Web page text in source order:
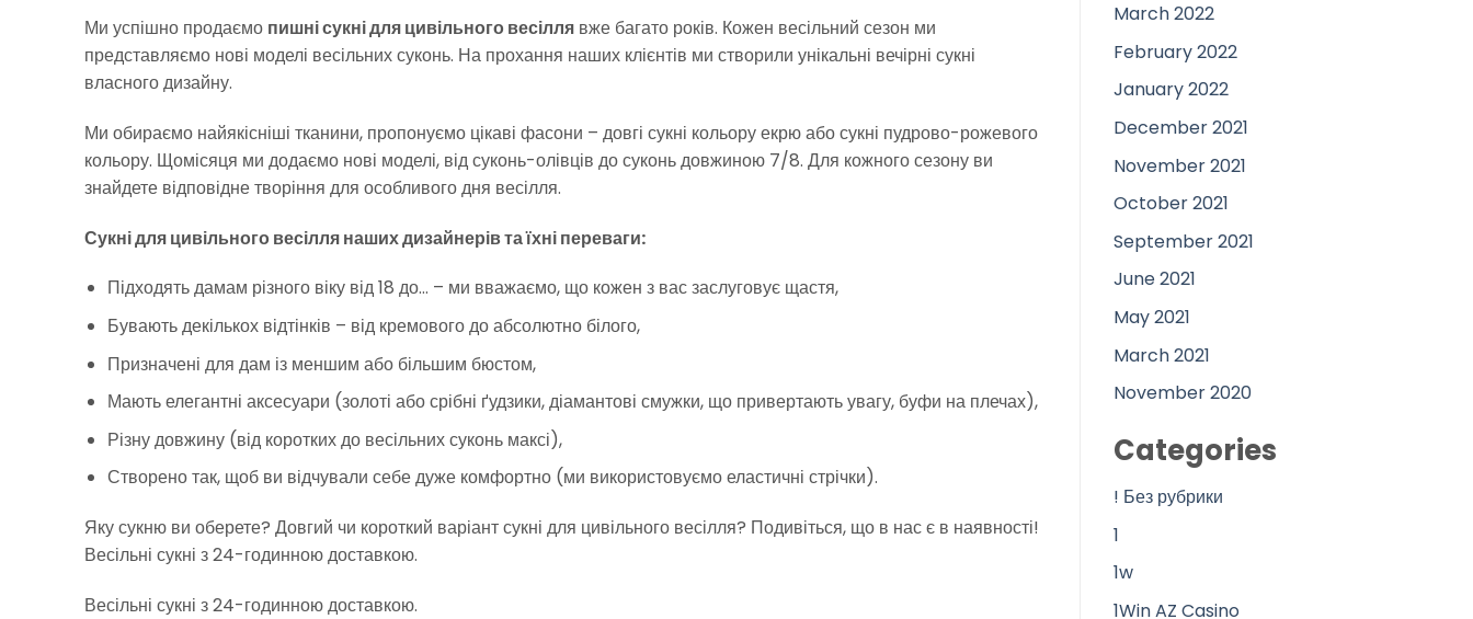
Ми успішно продаємо пишні сукні для цивільного весілля вже багато років. Кожен весільний сезон ми
представляємо нові моделі весільних суконь. На прохання наших клієнтів ми створили унікальні вечірні сукні
власного дизайну.
Ми обираємо найякісніші тканини, пропонуємо цікаві фасони – довгі сукні кольору екрю або сукні пудрово-рожевого
кольору. Щомісяця ми додаємо нові моделі, від суконь-олівців до суконь довжиною 7/8. Для кожного сезону ви
знайдете відповідне творіння для особливого дня весілля.
Сукні для цивільного весілля наших дизайнерів та їхні переваги:
Підходять дамам різного віку від 18 до… – ми вважаємо, що кожен з вас заслуговує щастя,
Бувають декількох відтінків – від кремового до абсолютно білого,
Призначені для дам із меншим або більшим бюстом,
Мають елегантні аксесуари (золоті або срібні ґудзики, діамантові смужки, що привертають увагу, буфи на плечах),
Різну довжину (від коротких до весільних суконь максі),
Створено так, щоб ви відчували себе дуже комфортно (ми використовуємо еластичні стрічки).
Яку сукню ви оберете? Довгий чи короткий варіант сукні для цивільного весілля? Подивіться, що в нас є в наявності!
Весільні сукні з 24-годинною доставкою.
Весільні сукні з 24-годинною доставкою.
March 2022
February 2022
January 2022
December 2021
November 2021
October 2021
September 2021
June 2021
May 2021
March 2021
November 2020
Categories
! Без рубрики
1
1w
1Win AZ Casino